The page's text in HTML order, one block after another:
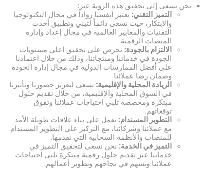
نحن نسعى إلى تحقيق هذه الرؤية عبر:
التميز التقني: نعتبر أنفسنا رواداً في مجال التكنولوجيا
والابتكار، حيث نسعى دائماً لتبني وتطبيق أحدث
التقنيات والمعايير العالمية في مجال إعداد وإدارة
المنصات الرقمية.
الالتزام بالجودة: نحرص على تحقيق أعلى مستويات
الجودة في خدماتنا ومنتجاتنا، وذلك من خلال اعتمادنا
على أفضل الممارسات الدولية في مجال إدارة الجودة
وضمان رضا عملائنا.
الريادة المحلية والإقليمية: نسعى لتعزيز حضورنا وتأثيرنا
في السوق المحلية والإقليمية، من خلال تقديم حلول
مبتكرة ومخصصة تلبي احتياجات عملائنا وتفوق
توقعاتهم.
التطوير المستدام: نعمل على بناء علاقات طويلة الأمد
مع عملائنا وشركائنا، مع التركيز على التطوير المستدام
للمنصات والأنظمة السحابية التي نقدمها.
التميز في الخدمة: نحن نسعى لتحقيق التميز في
خدماتنا عبر تقديم حلول رقمية مبتكرة تلبي احتياجات
عملائنا وتسهم في نجاحهم وتطوير أعمالهم.